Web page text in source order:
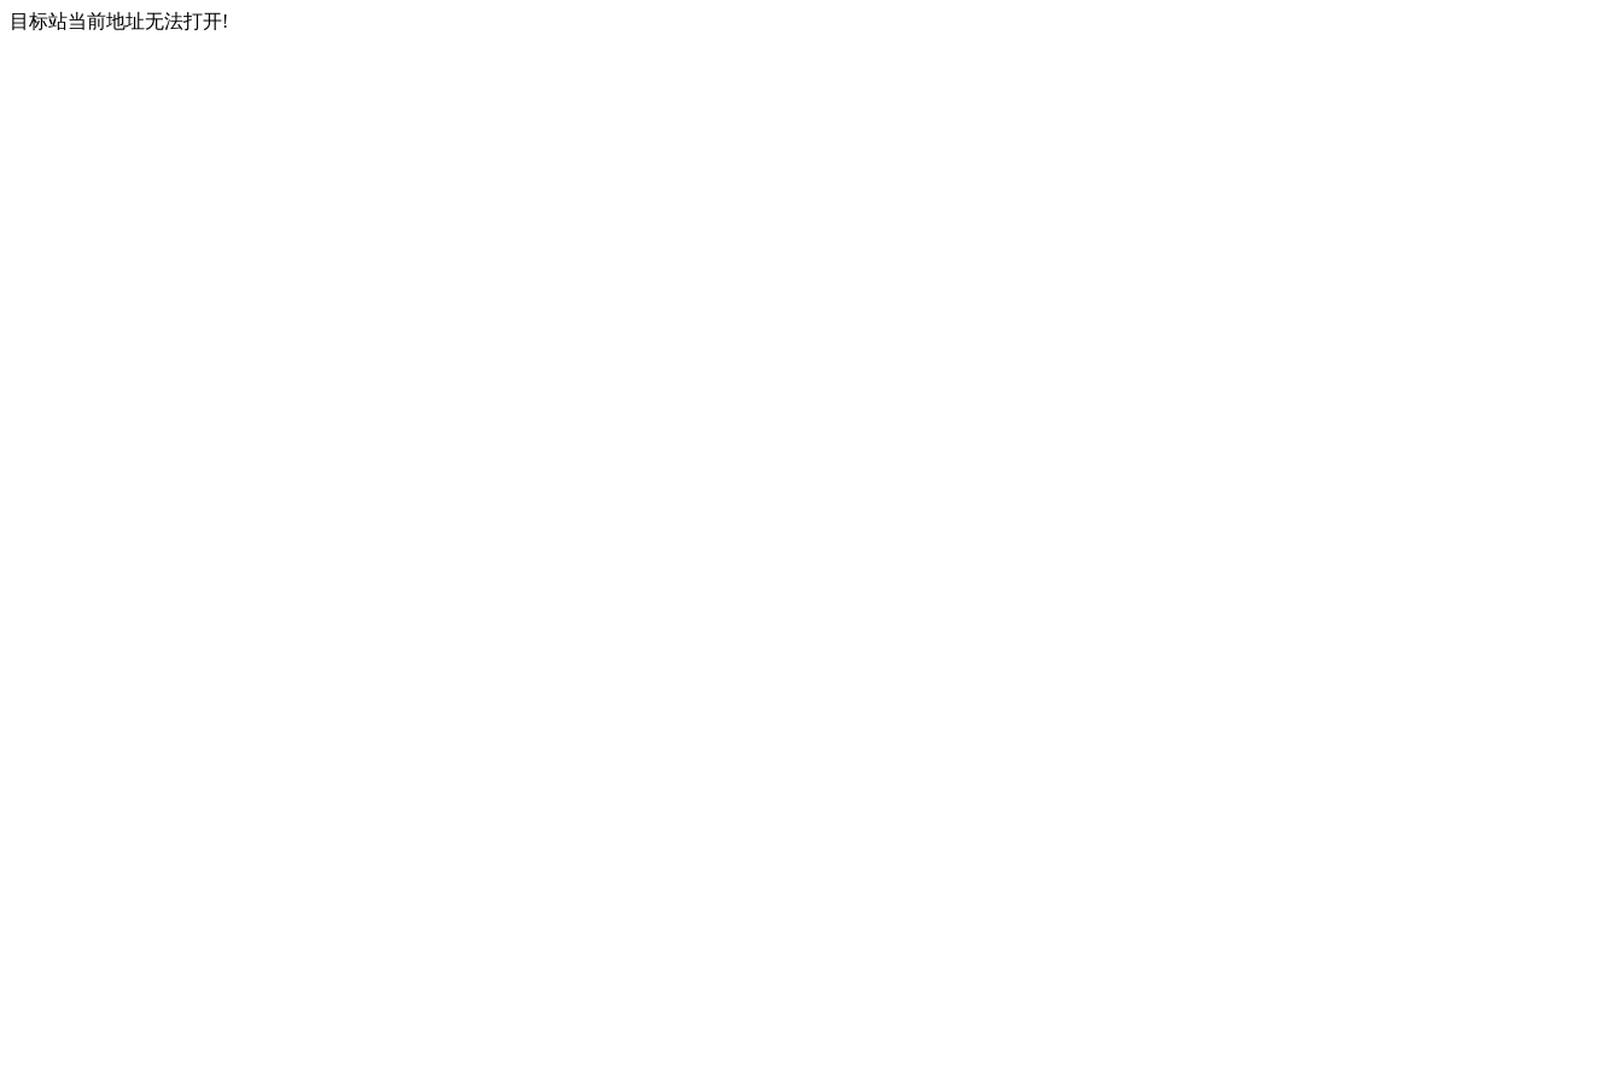
目标站当前地址无法打开!